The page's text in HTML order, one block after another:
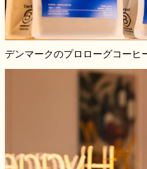
デンマークのプロローグコーヒ